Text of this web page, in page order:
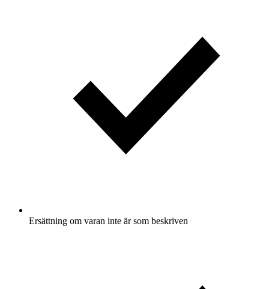
Ersättning om varan inte är som beskriven